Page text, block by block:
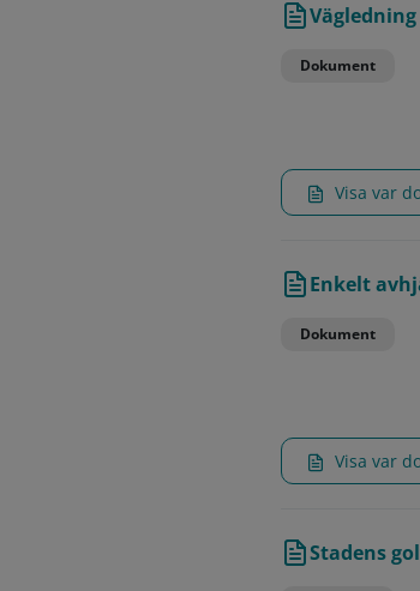
Dokument
Visa var
Enkelt
Dokument
Visa var
Stadens